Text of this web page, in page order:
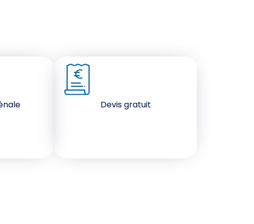
Devis gratuit